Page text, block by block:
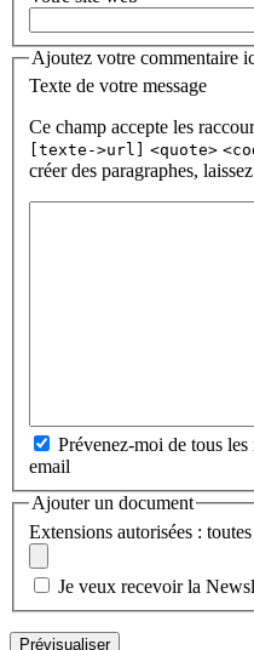
Ajoutez votre commentaire
Texte de votre message
Ce champ accepte les
[texte->url]
<quote>
créer des paragraphes,
Prévenez-moi de tous
email
Ajouter un document
Extensions autorisées : toutes
Je veux recevoir la